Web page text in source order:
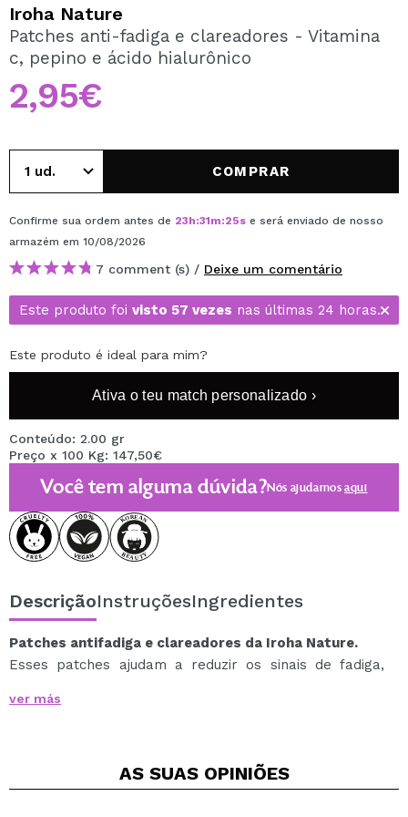
Ao criar uma conta no Maquibeauty.pt pode fazer as suas
compras rapidamente, verificar o estado das suas
Iroha Nature
Patches anti-fadiga e clareadores - Vitamina
c, pepino e ácido hialurônico
2,95€
COMPRAR
Confirme sua ordem antes de 23h:31m:25s e será enviado de nosso
armazém em 10/08/2026
7 comment (s) / Deixe um comentário
Este produto foi visto 57 vezes nas últimas 24 horas.
Este produto é ideal para mim?
Ativa o teu match personalizado ›
Conteúdo: 2.00 gr
Preço x 100 Kg: 147,50€
Você tem alguma dúvida?Nós ajudamosaqui
DescriçãoInstruçõesIngredientes
Patches antifadiga e clareadores da Iroha Nature.
Esses patches ajudam a reduzir os sinais de fadiga,
iluminando os olhos opacos.
refrescante, graças à sua fórmula rica em vitamina C,
ver más
AS SUAS OPINIÕES